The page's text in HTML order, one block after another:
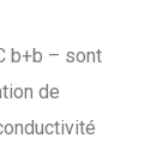
b+b – sont
de